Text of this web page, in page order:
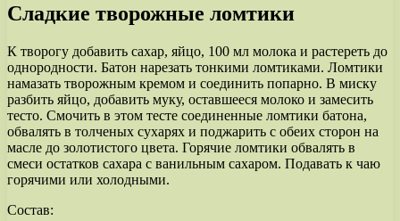
Сладкие творожные ломтики
К творогу добавить сахар, яйцо, 100 мл молока и растереть до
однородности. Батон нарезать тонкими ломтиками. Ломтики
намазать творожным кремом и соединить попарно. В миску
разбить яйцо, добавить муку, оставшееся молоко и замесить
тесто. Смочить в этом тесте соединенные ломтики батона,
обвалять в толченых сухарях и поджарить с обеих сторон на
масле до золотистого цвета. Горячие ломтики обвалять в
смеси остатков сахара с ванильным сахаром. Подавать к чаю
горячими или холодными.
Состав: